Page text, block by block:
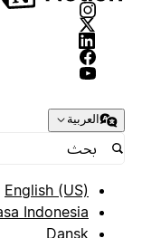
العربية
English (US)
Bahasa Indonesia
Dansk